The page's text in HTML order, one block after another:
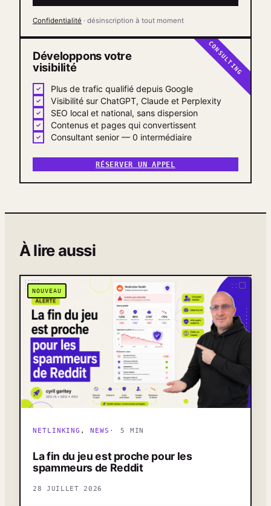
Confidentialité · désinscription à tout moment
CONSULTING
Développons votre
visibilité
Plus de trafic qualifié depuis Google
Visibilité sur ChatGPT, Claude et Perplexity
SEO local et national, sans dispersion
Contenus et pages qui convertissent
Consultant senior — 0 intermédiaire
RÉSERVER UN APPEL
À lire aussi
NOUVEAU
NETLINKING , NEWS 5 MIN
La fin du jeu est proche pour les
spammeurs de Reddit
28 JUILLET 2026